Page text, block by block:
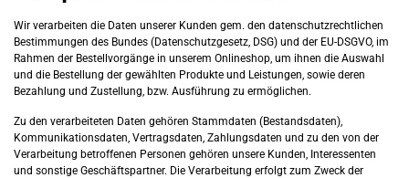
Wir verarbeiten die Daten unserer Kunden gem. den datenschutzrechtlichen
Bestimmungen des Bundes (Datenschutzgesetz, DSG) und der EU-DSGVO, im
Rahmen der Bestellvorgänge in unserem Onlineshop, um ihnen die Auswahl
und die Bestellung der gewählten Produkte und Leistungen, sowie deren
Bezahlung und Zustellung, bzw. Ausführung zu ermöglichen.
Zu den verarbeiteten Daten gehören Stammdaten (Bestandsdaten),
Kommunikationsdaten, Vertragsdaten, Zahlungsdaten und zu den von der
Verarbeitung betroffenen Personen gehören unsere Kunden, Interessenten
und sonstige Geschäftspartner. Die Verarbeitung erfolgt zum Zweck der